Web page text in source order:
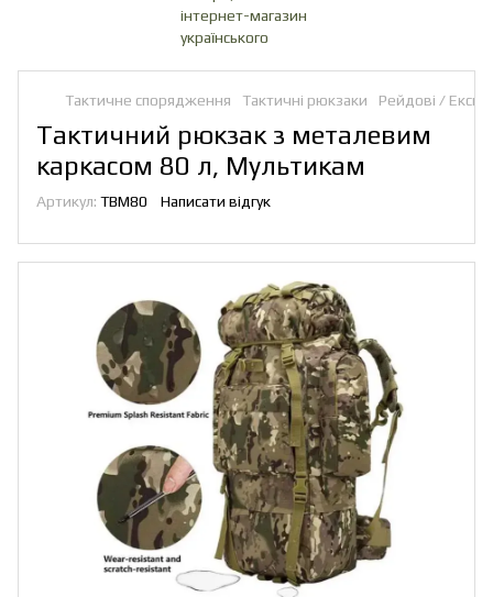
Тактичне спорядження Тактичні рюкзаки Рейдові /
Тактичний рюкзак з металевим
каркасом 80 л, Мультикам
Артикул: TBM80 Написати відгук